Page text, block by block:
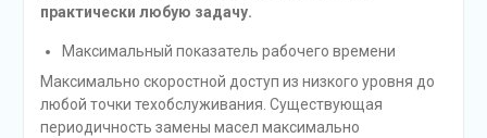
практически любую задачу.
Максимальный показатель рабочего времени
Максимально скоростной доступ из низкого уровня до
любой точки техобслуживания. Существующая
периодичность замены масел максимально